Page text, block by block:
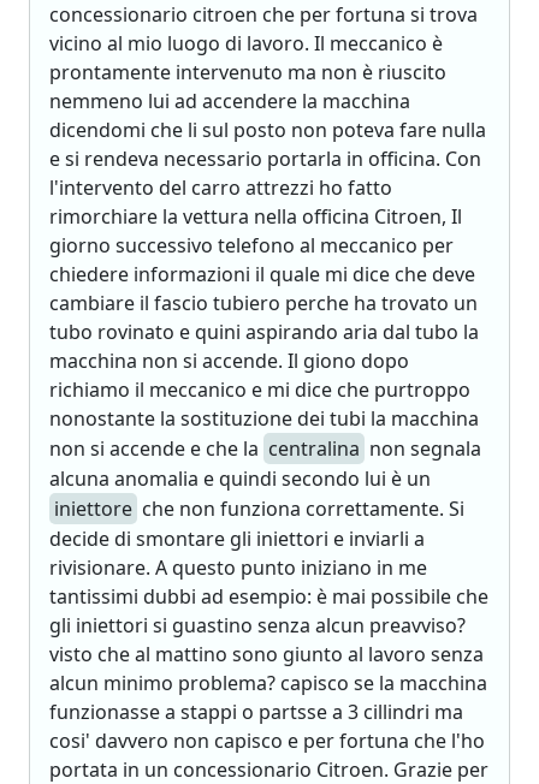
concessionario citroen che per fortuna si trova
vicino al mio luogo di lavoro. Il meccanico è
prontamente intervenuto ma non è riuscito
nemmeno lui ad accendere la macchina
dicendomi che li sul posto non poteva fare nulla
e si rendeva necessario portarla in officina. Con
l'intervento del carro attrezzi ho fatto
rimorchiare la vettura nella officina Citroen, Il
giorno successivo telefono al meccanico per
chiedere informazioni il quale mi dice che deve
cambiare il fascio tubiero perche ha trovato un
tubo rovinato e quini aspirando aria dal tubo la
macchina non si accende. Il giono dopo
richiamo il meccanico e mi dice che purtroppo
nonostante la sostituzione dei tubi la macchina
non si accende e che la centralina non segnala
alcuna anomalia e quindi secondo lui è un
iniettore che non funziona correttamente. Si
decide di smontare gli iniettori e inviarli a
rivisionare. A questo punto iniziano in me
tantissimi dubbi ad esempio: è mai possibile che
gli iniettori si guastino senza alcun preavviso?
visto che al mattino sono giunto al lavoro senza
alcun minimo problema? capisco se la macchina
funzionasse a stappi o partsse a 3 cillindri ma
cosi' davvero non capisco e per fortuna che l'ho
portata in un concessionario Citroen. Grazie per